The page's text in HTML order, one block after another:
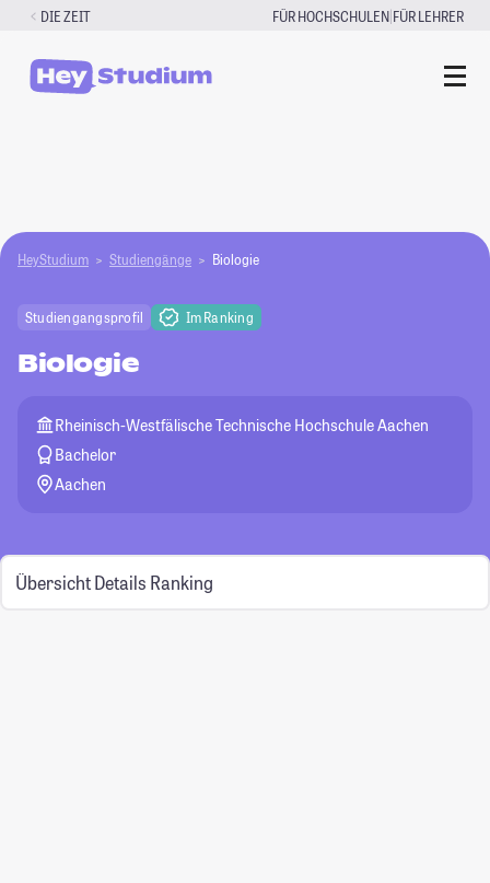
Zum
springen
DIE ZEIT FÜR HOCHSCHULEN|FÜR LEHRER
HeyStudium Studiengänge Biologie
Studiengangsprofil Im Ranking
Biologie
Rheinisch-Westfälische Technische Hochschule Aachen
Bachelor
Aachen
Übersicht Details Ranking